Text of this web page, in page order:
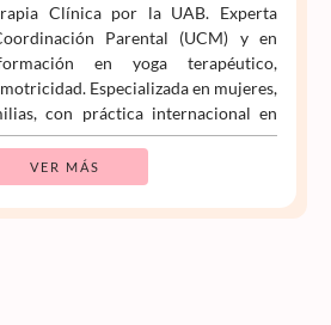
Clínica por la UAB. Experta
Parental (UCM) y en
en yoga terapéutico,
Especializada en mujeres,
con práctica internacional en
VER MÁS